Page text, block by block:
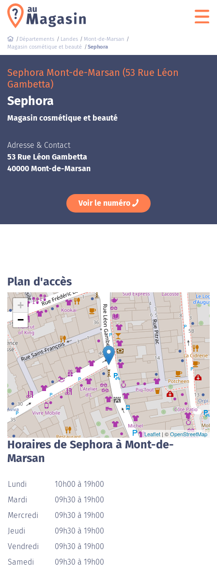
Départements Landes
Mont-de-Marsan
Magasin cosmétique et beauté
Sephora
Sephora Mont-de-Marsan (53 Rue Léon
Gambetta)
Sephora
Magasin cosmétique et beauté
Adresse & Contact
53 Rue Léon Gambetta
40000 Mont-de-Marsan
Voir le numéro
Plan d'accès
+
−
Leaflet | ©OpenStreetMap
Horaires de Sephora à Mont-de-
Marsan
Lundi
10h00 à 19h00
Mardi
09h30 à 19h00
Mercredi
09h30 à 19h00
Jeudi
09h30 à 19h00
Vendredi
09h30 à 19h00
Samedi
09h30 à 19h00